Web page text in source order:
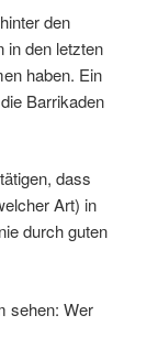
den
in den letzten
haben. Ein
Barrikaden
dass
Art) in
durch guten
sehen: Wer